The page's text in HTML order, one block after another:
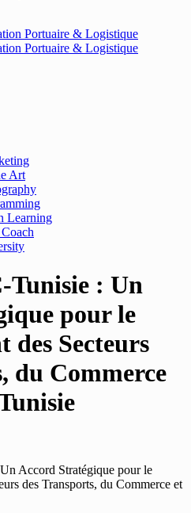
Art
Learning
Tunisie : Un
pour le
des Secteurs
du Commerce
Accord Stratégique pour le
des Transports, du Commerce et